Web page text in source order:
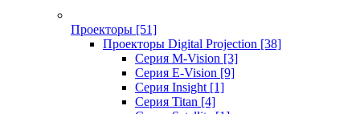
Проекторы [51]
Проекторы Digital Projection [38]
Серия M-Vision [3]
Серия E-Vision [9]
Серия Insight [1]
Серия Titan [4]